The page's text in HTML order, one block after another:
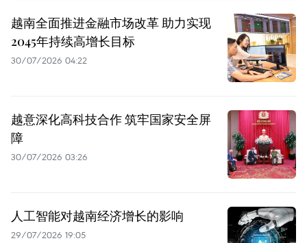
越南全面推进金融市场改革 助力实现
2045年持续高增长目标
30/07/2026 04:22
越意深化高科技合作 筑牢国家安全屏
障
30/07/2026 03:26
人工智能对越南经济增长的影响
29/07/2026 19:05